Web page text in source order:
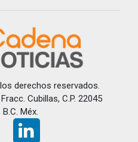
derechos reservados.
Cubillas, C.P. 22045
Méx.